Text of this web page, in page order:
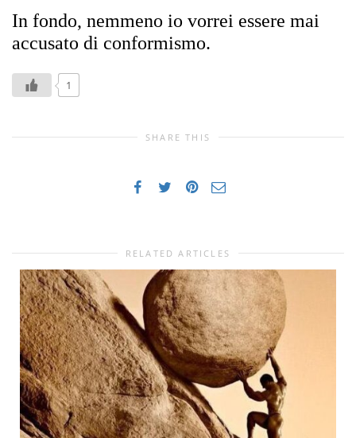
In fondo, nemmeno io vorrei essere mai
accusato di conformismo.
1
SHARE THIS
RELATED ARTICLES